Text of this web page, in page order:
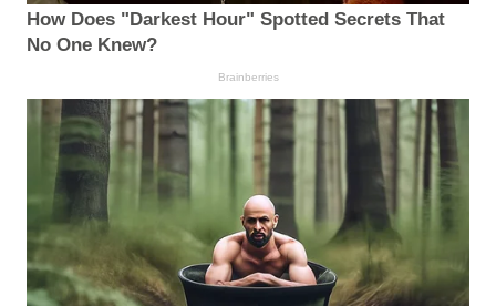
How Does "Darkest Hour" Spotted Secrets That
No One Knew?
Brainberries